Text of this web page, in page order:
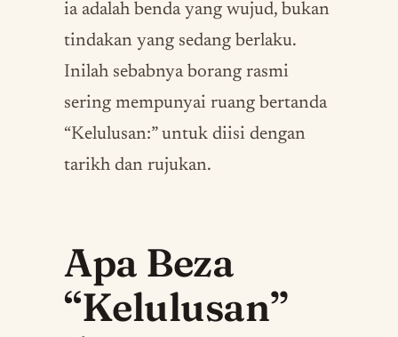
ia adalah benda yang wujud, bukan
tindakan yang sedang berlaku.
Inilah sebabnya borang rasmi
sering mempunyai ruang bertanda
“Kelulusan:” untuk diisi dengan
tarikh dan rujukan.
Apa Beza
“Kelulusan”